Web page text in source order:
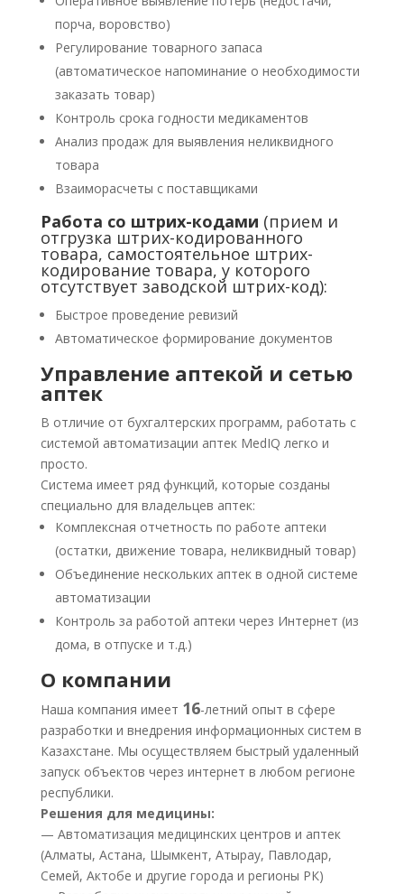
порча, воровство)
Регулирование товарного запаса
(автоматическое напоминание о необходимости
заказать товар)
Контроль срока годности медикаментов
Анализ продаж для выявления неликвидного
товара
Взаиморасчеты с поставщиками
Работа со штрих-кодами (прием и
отгрузка штрих-кодированного
товара, самостоятельное штрих-
кодирование товара, у которого
отсутствует заводской штрих-код):
Быстрое проведение ревизий
Автоматическое формирование документов
Управление аптекой и сетью
аптек
В отличие от бухгалтерских программ, работать с
системой автоматизации аптек MedIQ легко и
просто.
Система имеет ряд функций, которые созданы
специально для владельцев аптек:
Комплексная отчетность по работе аптеки
(остатки, движение товара, неликвидный товар)
Объединение нескольких аптек в одной системе
автоматизации
Контроль за работой аптеки через Интернет (из
дома, в отпуске и т.д.)
О компании
Наша компания имеет 16-летний опыт в сфере
разработки и внедрения информационных систем в
Казахстане. Мы осуществляем быстрый удаленный
запуск объектов через интернет в любом регионе
республики.
Решения для медицины:
— Автоматизация медицинских центров и аптек
(Алматы, Астана, Шымкент, Атырау, Павлодар,
Семей, Актобе и другие города и регионы РК)